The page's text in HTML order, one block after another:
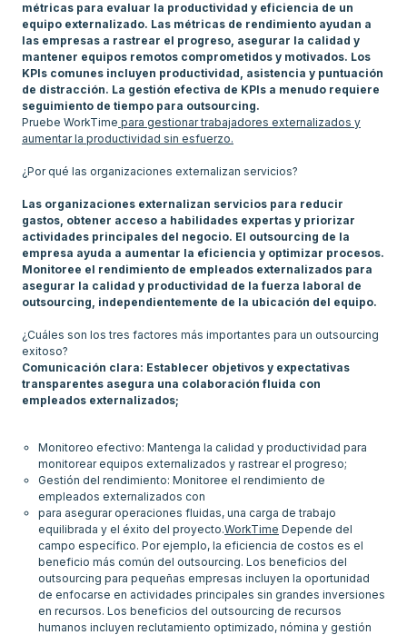
métricas para evaluar la productividad y eficiencia de un
equipo externalizado. Las métricas de rendimiento ayudan a
las empresas a rastrear el progreso, asegurar la calidad y
mantener equipos remotos comprometidos y motivados. Los
KPIs comunes incluyen productividad, asistencia y puntuación
de distracción. La gestión efectiva de KPIs a menudo requiere
seguimiento de tiempo para outsourcing.
Pruebe WorkTime para gestionar trabajadores externalizados y
aumentar la productividad sin esfuerzo.
¿Por qué las organizaciones externalizan servicios?
Las organizaciones externalizan servicios para reducir
gastos, obtener acceso a habilidades expertas y priorizar
actividades principales del negocio. El outsourcing de la
empresa ayuda a aumentar la eficiencia y optimizar procesos.
Monitoree el rendimiento de empleados externalizados para
asegurar la calidad y productividad de la fuerza laboral de
outsourcing, independientemente de la ubicación del equipo.
¿Cuáles son los tres factores más importantes para un outsourcing
exitoso?
Comunicación clara: Establecer objetivos y expectativas
transparentes asegura una colaboración fluida con
empleados externalizados;
Monitoreo efectivo: Mantenga la calidad y productividad para
monitorear equipos externalizados y rastrear el progreso;
Gestión del rendimiento: Monitoree el rendimiento de
empleados externalizados con
para asegurar operaciones fluidas, una carga de trabajo
equilibrada y el éxito del proyecto.WorkTime Depende del
campo específico. Por ejemplo, la eficiencia de costos es el
beneficio más común del outsourcing. Los beneficios del
outsourcing para pequeñas empresas incluyen la oportunidad
de enfocarse en actividades principales sin grandes inversiones
en recursos. Los beneficios del outsourcing de recursos
humanos incluyen reclutamiento optimizado, nómina y gestión